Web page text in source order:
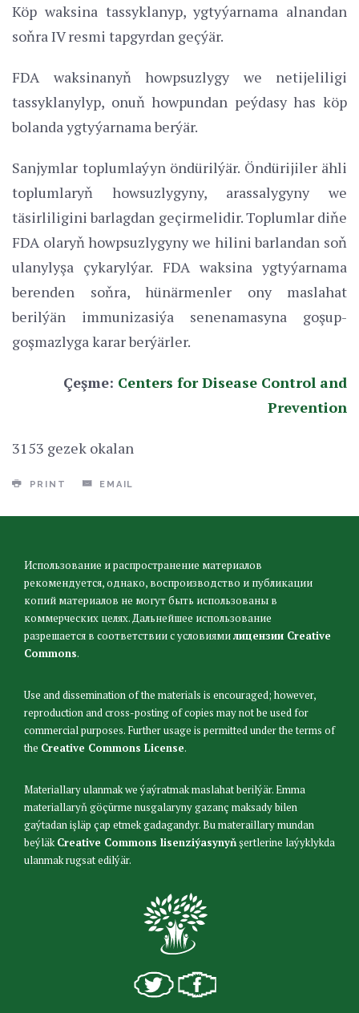
Köp waksina tassyklanyp, ygtyýarnama alnandan
soňra IV resmi tapgyrdan geçýär.
FDA waksinanyň howpsuzlygy we netijeliligi
tassyklanylyp, onuň howpundan peýdasy has köp
bolanda ygtyýarnama berýär.
Sanjymlar toplumlaýyn öndürilýär. Öndürijiler ähli
toplumlaryň howsuzlygyny, arassalygyny we
täsirliligini barlagdan geçirmelidir. Toplumlar diňe
FDA olaryň howpsuzlygyny we hilini barlandan soň
ulanylyşa çykarylýar. FDA waksina ygtyýarnama
berenden soňra, hünärmenler ony maslahat
berilýän immunizasiýa senenamasyna goşup-
goşmazlyga karar berýärler.
Çeşme: Сenters for Disease Control and
Prevention
3153 gezek okalan
PRINT EMAIL
Использование и распространение материалов
рекомендуется, однако, воспроизводство и публикации
копий материалов не могут быть использованы в
коммерческих целях. Дальнейшее использование
разрешается в соответствии с условиямилицензии Creative
Commons.
Use and dissemination of the materials is encouraged; however,
reproduction and cross-posting of copies may not be used for
commercial purposes. Further usage is permitted under the terms of
the Creative Commons License.
Materiallary ulanmak we ýaýratmak maslahat berilýär. Emma
materiallaryň göçürme nusgalaryny gazanç maksady bilen
gaýtadan işläp çap etmek gadagandyr. Bu materaillary mundan
beýläkCreative Commons lisenziýasynyňşertlerine laýyklykda
ulanmak rugsat edilýär.